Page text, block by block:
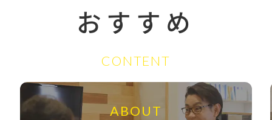
おすすめ
CONTENT
ABOUT